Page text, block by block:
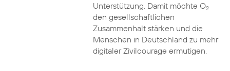
Unterstützung. Damit möchte O2
den gesellschaftlichen
Zusammenhalt stärken und die
Menschen in Deutschland zu mehr
digitaler Zivilcourage ermutigen.